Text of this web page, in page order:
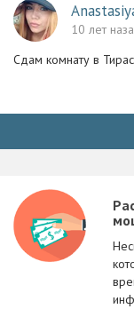
10 лет
Сдам комнату в